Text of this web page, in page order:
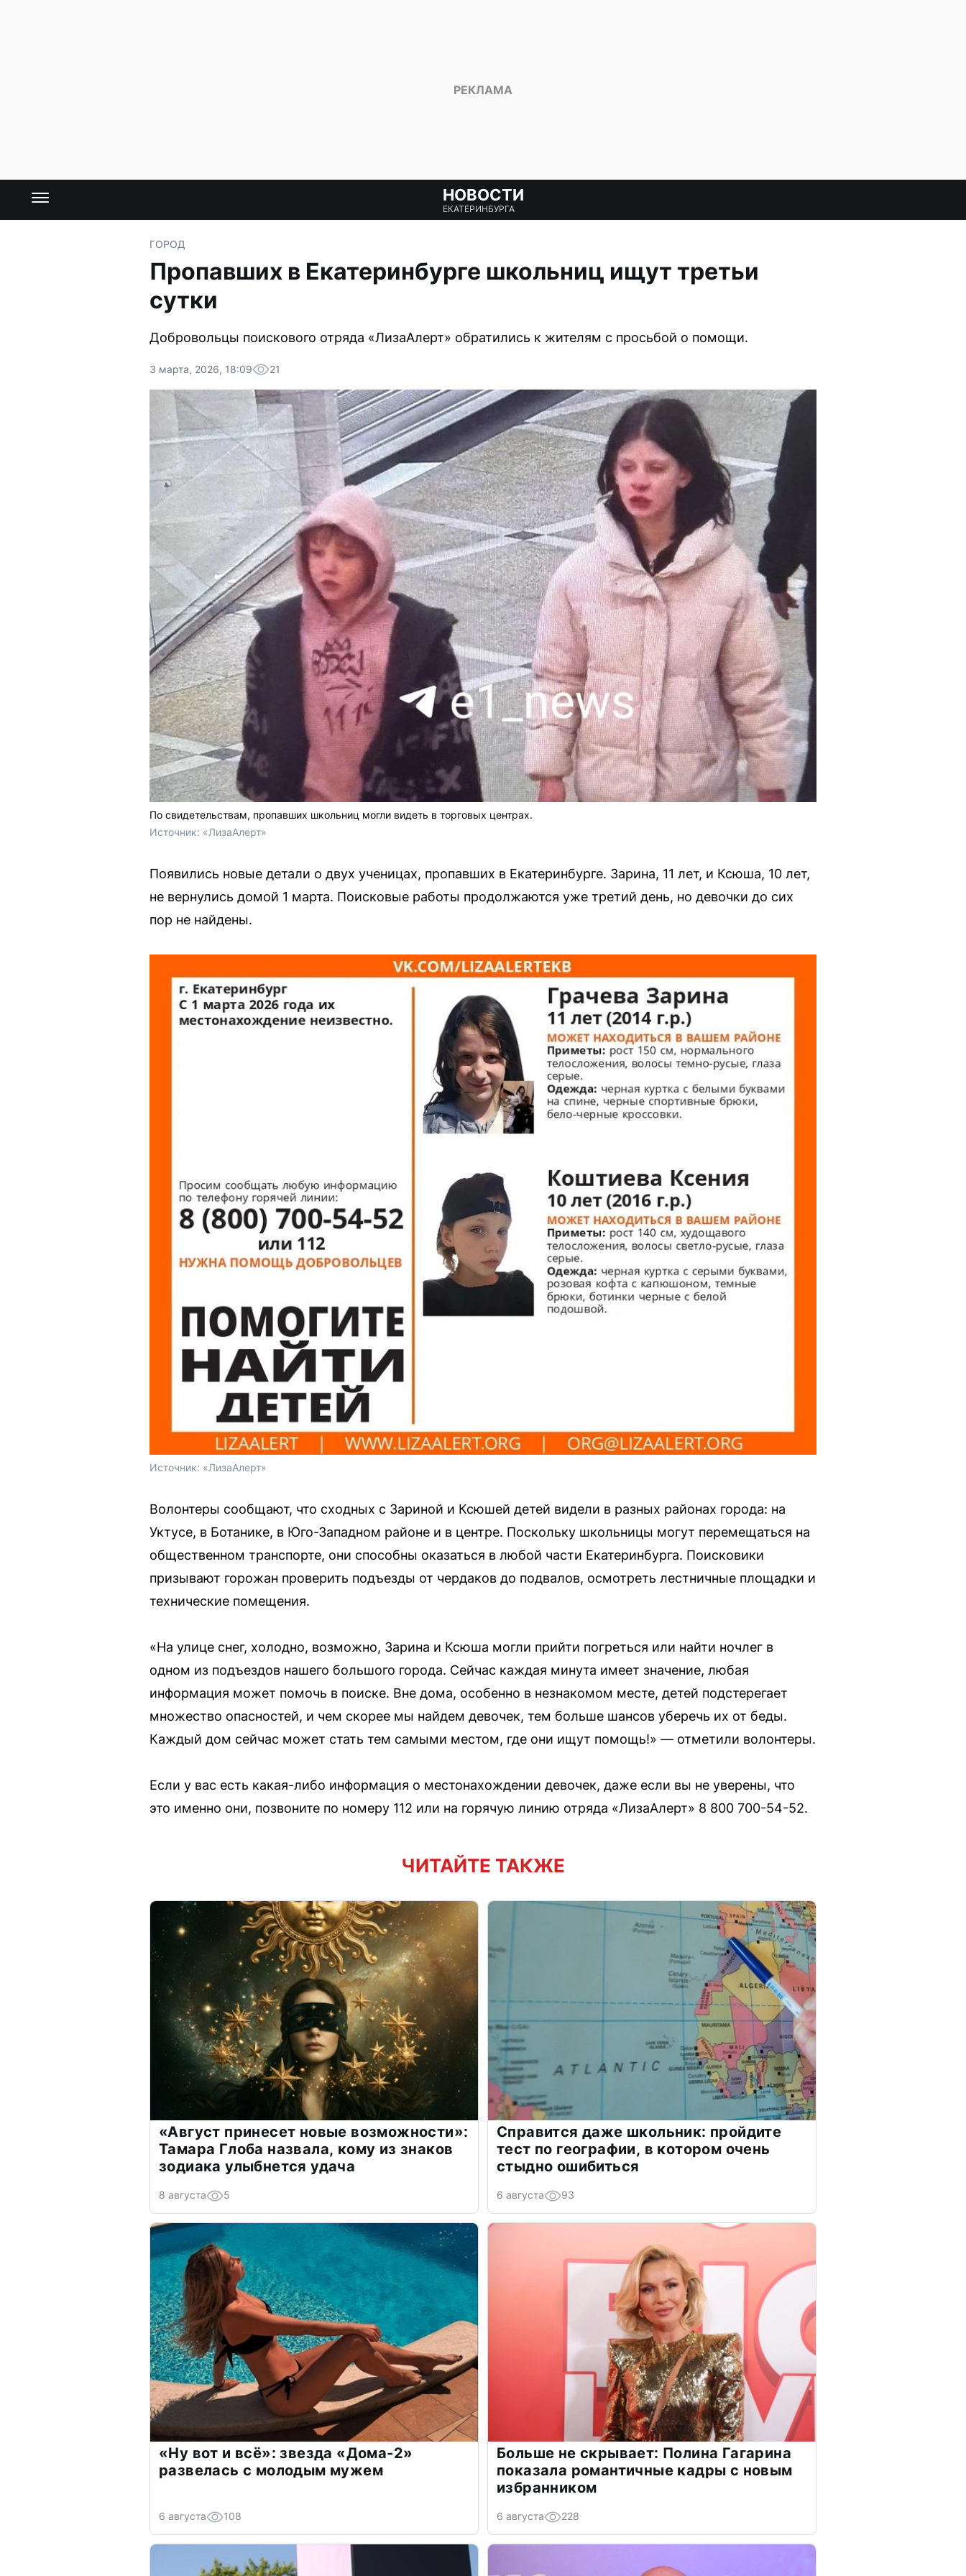
НОВОСТИ
ЕКАТЕРИНБУРГА
ГОРОД
Пропавших в Екатеринбурге школьниц ищут третьи
сутки
Добровольцы поискового отряда «ЛизаАлерт» обратились к жителям с просьбой о помощи.
3 марта, 2026, 18:09 21
По свидетельствам, пропавших школьниц могли видеть в торговых центрах.
Источник: «ЛизаАлерт»
Появились новые детали о двух ученицах, пропавших в Екатеринбурге. Зарина, 11 лет, и Ксюша, 10 лет,
не вернулись домой 1 марта. Поисковые работы продолжаются уже третий день, но девочки до сих
пор не найдены.
Источник: «ЛизаАлерт»
Волонтеры сообщают, что сходных с Зариной и Ксюшей детей видели в разных районах города: на
Уктусе, в Ботанике, в Юго-Западном районе и в центре. Поскольку школьницы могут перемещаться на
общественном транспорте, они способны оказаться в любой части Екатеринбурга. Поисковики
призывают горожан проверить подъезды от чердаков до подвалов, осмотреть лестничные площадки и
технические помещения.
«На улице снег, холодно, возможно, Зарина и Ксюша могли прийти погреться или найти ночлег в
одном из подъездов нашего большого города. Сейчас каждая минута имеет значение, любая
информация может помочь в поиске. Вне дома, особенно в незнакомом месте, детей подстерегает
множество опасностей, и чем скорее мы найдем девочек, тем больше шансов уберечь их от беды.
Каждый дом сейчас может стать тем самыми местом, где они ищут помощь!» — отметили волонтеры.
Если у вас есть какая-либо информация о местонахождении девочек, даже если вы не уверены, что
это именно они, позвоните по номеру 112 или на горячую линию отряда «ЛизаАлерт» 8 800 700-54-52.
ЧИТАЙТЕ ТАКЖЕ
«Август принесет новые возможности»:
Тамара Глоба назвала, кому из знаков
зодиака улыбнется удача
8 августа 5
Справится даже школьник: пройдите
тест по географии, в котором очень
стыдно ошибиться
6 августа 93
«Ну вот и всё»: звезда «Дома-2»
развелась с молодым мужем
6 августа 108
Больше не скрывает: Полина Гагарина
показала романтичные кадры с новым
избранником
6 августа 228